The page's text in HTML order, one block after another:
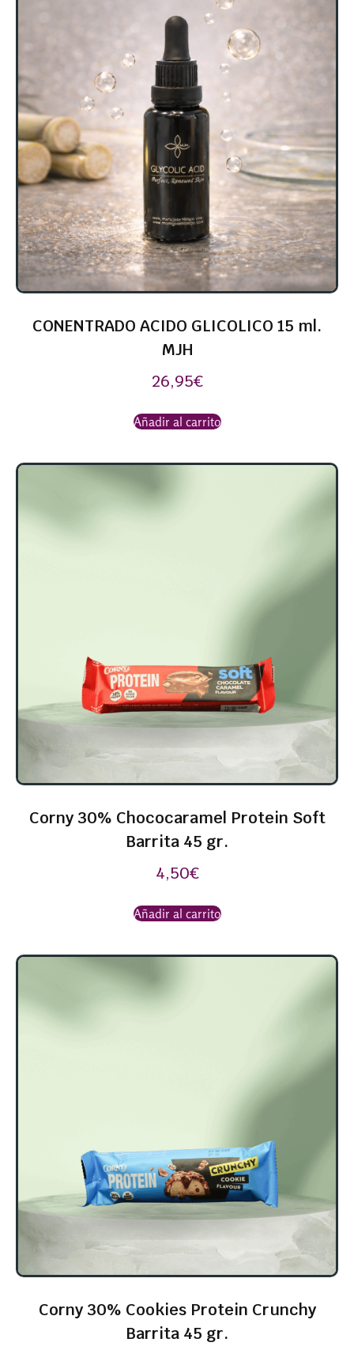
CONENTRADO ACIDO GLICOLICO 15 ml.
MJH
26,95€
Añadir al carrito
Corny 30% Chococaramel Protein Soft
Barrita 45 gr.
4,50€
Añadir al carrito
Corny 30% Cookies Protein Crunchy
Barrita 45 gr.